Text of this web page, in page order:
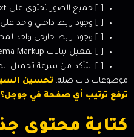
[ ] جميع الصور تحتوي على Alt Text.
[ ] وجود رابط داخلي واحد
[ ] وجود رابط خارجي واحد
[ ] تفعيل بيانات Schema Markup.
[ ] التأكد من سرعة تحميل
موضوعات ذات صلة: تحسين
ترفع ترتيب أي صفحة في جوجل؟
كتابة محتوى